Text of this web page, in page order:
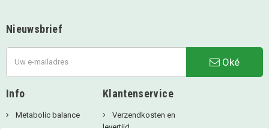
Nieuwsbrief
Oké
Info
Metabolic balance
Klantenservice
Verzendkosten en
levertijd